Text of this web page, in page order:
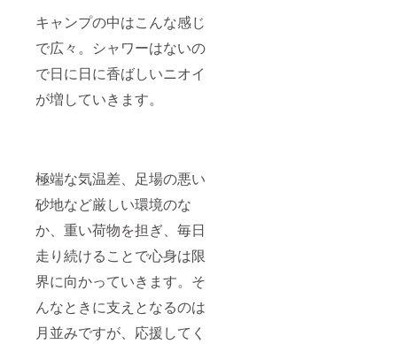
キャンプの中はこんな感じ
で広々。シャワーはないの
で日に日に香ばしいニオイ
が増していきます。
極端な気温差、足場の悪い
砂地など厳しい環境のな
か、重い荷物を担ぎ、毎日
走り続けることで心身は限
界に向かっていきます。そ
んなときに支えとなるのは
月並みですが、応援してく